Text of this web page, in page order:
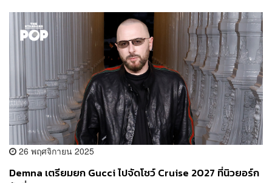
26 พฤศจิกายน 2025
Demna เตรียมยก Gucci ไปจัดโชว์ Cruise 2027 ที่นิวยอร์ก